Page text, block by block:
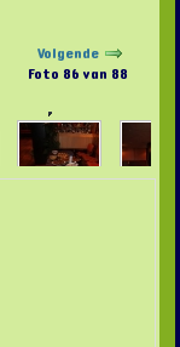
Volgende
Foto 86 van 88